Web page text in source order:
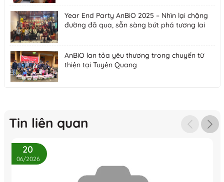
Year End Party AnBiO 2025 – Nhìn lại chặng
đường đã qua, sẵn sàng bứt phá tương lai
AnBiO lan tỏa yêu thương trong chuyến từ
thiện tại Tuyên Quang
Tin liên quan
20
06/2026